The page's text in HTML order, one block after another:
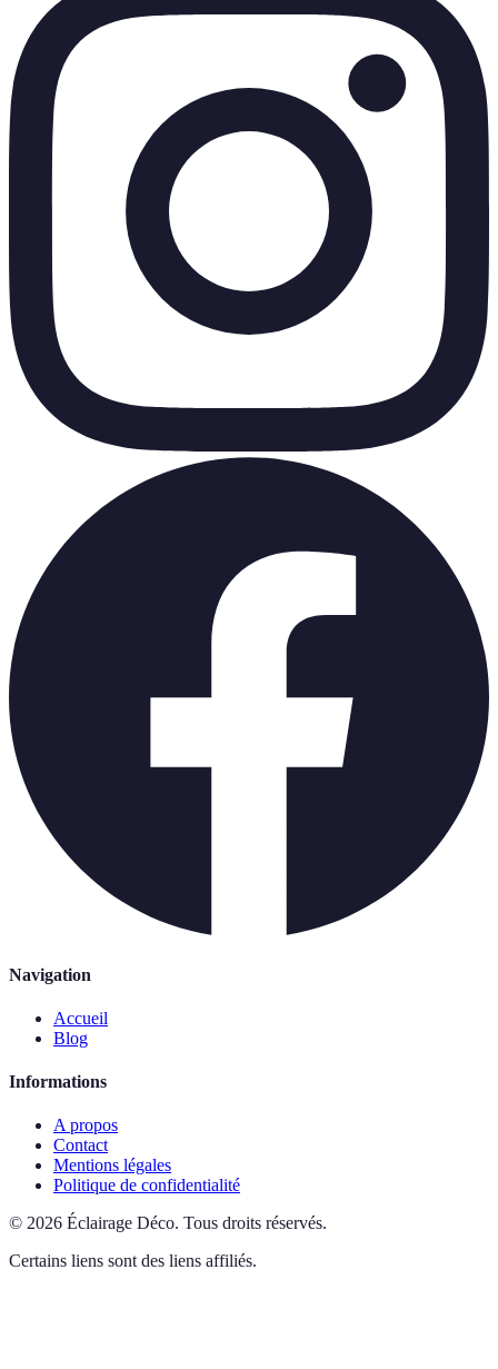
Navigation
Accueil
Blog
Informations
A propos
Contact
Mentions légales
Politique de confidentialité
© 2026 Éclairage Déco. Tous droits réservés.
Certains liens sont des liens affiliés.